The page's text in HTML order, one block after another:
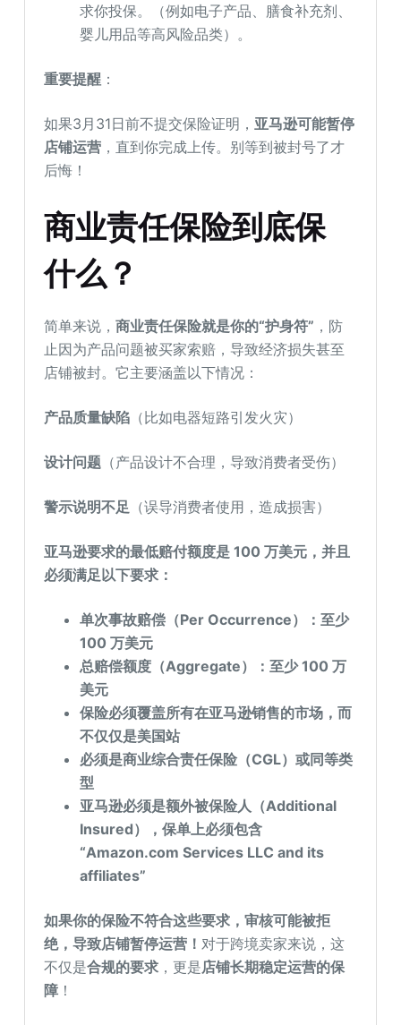
求你投保。（例如电子产品、膳食补充剂、
婴儿用品等高风险品类）。
重要提醒 ：
如果3月31日前不提交保险证明， 亚马逊可能暂停
店铺运营 ，直到你完成上传。别等到被封号了才
后悔！
商业责任保险到底保
什么？
简单来说，商业责任保险就是你的“护身符” ，防
止因为产品问题被买家索赔，导致经济损失甚至
店铺被封。它主要涵盖以下情况：
产品质量缺陷 （比如电器短路引发火灾）
设计问题 （产品设计不合理，导致消费者受伤）
警示说明不足 （误导消费者使用，造成损害）
亚马逊要求的最低赔付额度是 100 万美元，并且
必须满足以下要求：
单次事故赔偿（Per Occurrence）：至少
100 万美元
总赔偿额度（Aggregate）：至少 100 万
美元
保险必须覆盖所有在亚马逊销售的市场，而
不仅仅是美国站
必须是商业综合责任保险（CGL）或同等类
型
亚马逊必须是额外被保险人（Additional
Insured），保单上必须包含
“Amazon.com Services LLC and its
affiliates”
如果你的保险不符合这些要求，审核可能被拒
绝，导致店铺暂停运营！对于跨境卖家来说，这
不仅是合规的要求 ，更是店铺长期稳定运营的保
障 ！